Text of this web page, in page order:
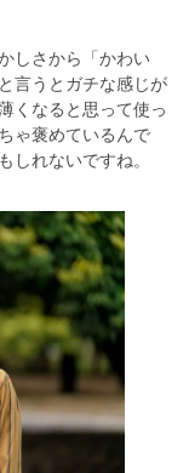
しさから「かわい
言うとガチな感じが
くなると思って使っ
ゃ褒めているんで
しれないですね。